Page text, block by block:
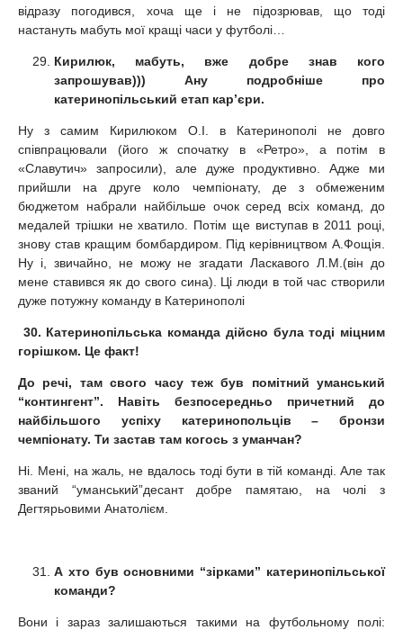
відразу погодився, хоча ще і не підозрював, що тоді
настануть мабуть мої кращі часи у футболі…
Кирилюк, мабуть, вже добре знав кого
запрошував))) Ану подробніше про
катеринопільський етап кар’єри.
Ну з самим Кирилюком О.І. в Катеринополі не довго
співпрацювали (його ж спочатку в «Ретро», а потім в
«Славутич» запросили), але дуже продуктивно. Адже ми
прийшли на друге коло чемпіонату, де з обмеженим
бюджетом набрали найбільше очок серед всіх команд, до
медалей трішки не хватило. Потім ще виступав в 2011 році,
знову став кращим бомбардиром. Під керівництвом А.Фощія.
Ну і, звичайно, не можу не згадати Ласкавого Л.М.(він до
мене ставився як до свого сина). Ці люди в той час створили
дуже потужну команду в Катеринополі
30. Катеринопільська команда дійсно була тоді міцним
горішком. Це факт!
До
речі, там свого часу теж був помітний уманський
“контингент”. Навіть безпосередньо причетний до
найбільшого успіху катеринопольців – бронзи
чемпіонату. Ти застав там когось з уманчан?
Ні. Мені, на жаль, не вдалось тоді бути в тій команді. Але так
званий “уманський”десант добре памятаю, на чолі з
Дегтярьовими Анатолієм.
А хто був основними “зірками” катеринопільської
команди?
Вони і зараз залишаються такими на футбольному полі: